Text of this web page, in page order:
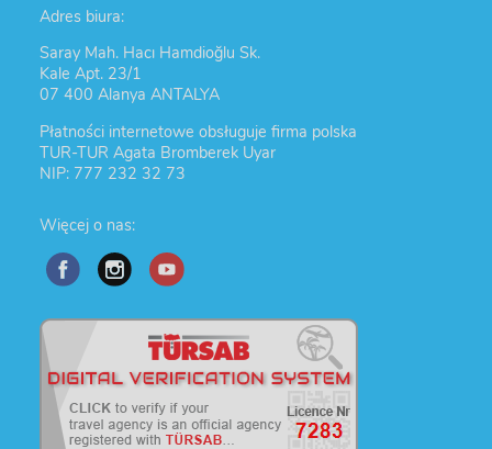
Adres biura:
Saray Mah. Hacı Hamdioğlu Sk.
Kale Apt. 23/1
07 400 Alanya ANTALYA
Płatności internetowe obsługuje firma polska
TUR-TUR Agata Bromberek Uyar
NIP: 777 232 32 73
Więcej o nas: